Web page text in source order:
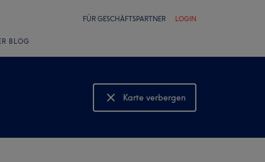
FÜR GESCHÄFTSPARTNER LOGIN
BLOG
Karte verbergen
Karte anzeigen